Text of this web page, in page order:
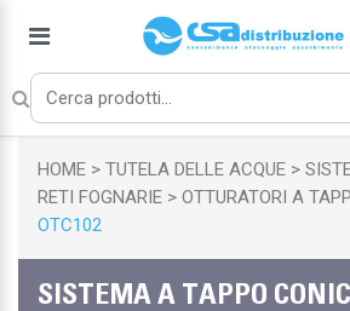
HOME TUTELA DELLE ACQUE
RETI FOGNARIE
OTTURATORI A
OTC102
SISTEMA A TAPPO